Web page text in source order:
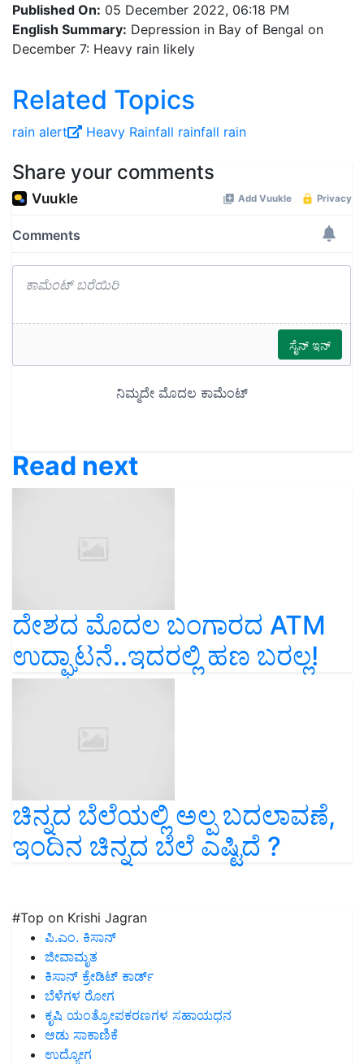
Published On: 05 December 2022, 06:18 PM
English Summary: Depression in Bay of Bengal on
December 7: Heavy rain likely
Related Topics
rain alert Heavy Rainfall rainfall rain
Share your comments
Read next
ದೇಶದ ಮೊದಲ ಬಂಗಾರದ ATM
ಉದ್ಘಾಟನೆ..ಇದರಲ್ಲಿ ಹಣ ಬರಲ್ಲ!
ಚಿನ್ನದ ಬೆಲೆಯಲ್ಲಿ ಅಲ್ಪ ಬದಲಾವಣೆ,
ಇಂದಿನ ಚಿನ್ನದ ಬೆಲೆ ಎಷ್ಟಿದೆ ?
#Top on Krishi Jagran
ಪಿ.ಎಂ. ಕಿಸಾನ್
ಜೀವಾಮೃತ
ಕಿಸಾನ್ ಕ್ರೇಡಿಟ್ ಕಾರ್ಡ್
ಬೆಳೆಗಳ ರೋಗ
ಕೃಷಿ ಯಂತ್ರೋಪಕರಣಗಳ ಸಹಾಯಧನ
ಆಡು ಸಾಕಾಣಿಕೆ
ಉದ್ಯೋಗ